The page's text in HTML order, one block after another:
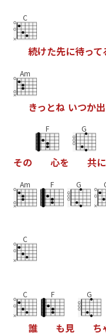
C
続けた先に待って
Am
きっ とね いつか出
その
F
心を
G
共に
Am F G
C
C
誰
F
も見
G
ち